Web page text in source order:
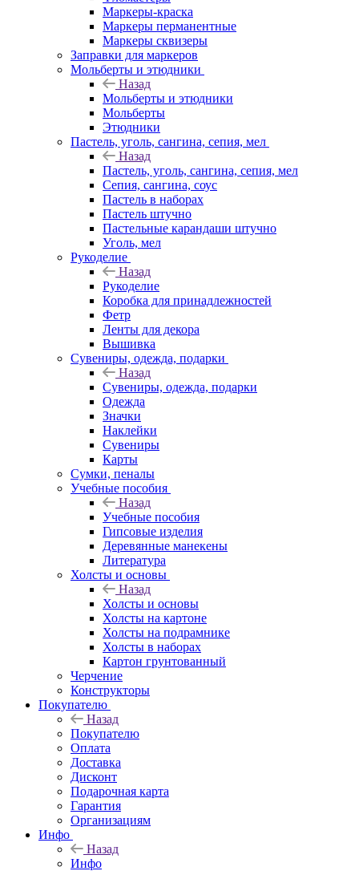
Маркеры-краска
Маркеры перманентные
Маркеры сквизеры
Заправки для маркеров
Мольберты и этюдники
Назад
Мольберты и этюдники
Мольберты
Этюдники
Пастель, уголь, сангина, сепия, мел
Назад
Пастель, уголь, сангина, сепия, мел
Сепия, сангина, соус
Пастель в наборах
Пастель штучно
Пастельные карандаши штучно
Уголь, мел
Рукоделие
Назад
Рукоделие
Коробка для принадлежностей
Фетр
Ленты для декора
Вышивка
Сувениры, одежда, подарки
Назад
Сувениры, одежда, подарки
Одежда
Значки
Наклейки
Сувениры
Карты
Сумки, пеналы
Учебные пособия
Назад
Учебные пособия
Гипсовые изделия
Деревянные манекены
Литература
Холсты и основы
Назад
Холсты и основы
Холсты на картоне
Холсты на подрамнике
Холсты в наборах
Картон грунтованный
Черчение
Конструкторы
Покупателю
Назад
Покупателю
Оплата
Доставка
Дисконт
Подарочная карта
Гарантия
Организациям
Инфо
Назад
Инфо